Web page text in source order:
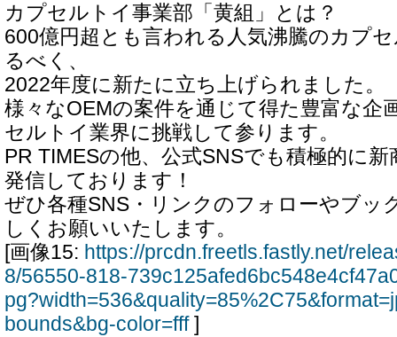
カプセルトイ事業部「黄組」とは？
600億円超とも言われる人気沸騰のカプ
るべく、
2022年度に新たに立ち上げられました。
様々なOEMの案件を通じて得た豊富な企
セルトイ業界に挑戦して参ります。
PR TIMESの他、公式SNSでも積極的に
発信しております！
ぜひ各種SNS・リンクのフォローやブッ
しくお願いいたします。
[画像15: https://prcdn.freetls.fastly.net/
8/56550-818-
bounds&bg-color=fff]